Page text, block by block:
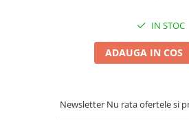
IN STOC
ADAUGA IN COS
Newsletter Nu rata ofertele si